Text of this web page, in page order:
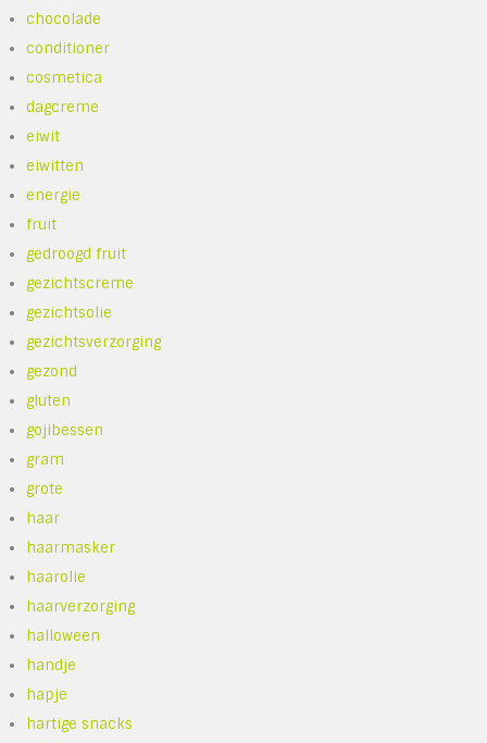
chocolade
conditioner
cosmetica
dagcreme
eiwit
eiwitten
energie
fruit
gedroogd fruit
gezichtscreme
gezichtsolie
gezichtsverzorging
gezond
gluten
gojibessen
gram
grote
haar
haarmasker
haarolie
haarverzorging
halloween
handje
hapje
hartige snacks